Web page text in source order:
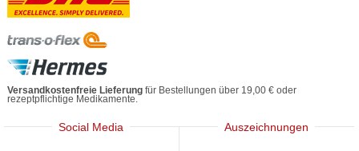
Versandkostenfreie Lieferung für Bestellungen über 19,00 € oder
rezeptpflichtige Medikamente.
Social Media Auszeichnungen